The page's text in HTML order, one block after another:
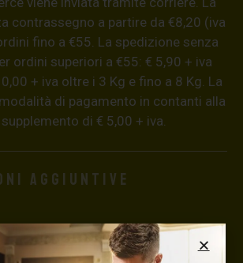
contrassegno a partire da €8,20 (iva
fino a €55. La spedizione senza
ordini superiori a €55: € 5,90 + iva
+ iva oltre i 3 Kg e fino a 8 Kg. La
di pagamento in contanti alla
di € 5,00 + iva.
aggiuntive
a rischio e pericolo del committente.
superiori a € 500,00 di